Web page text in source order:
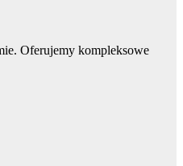
Oferujemy kompleksowe